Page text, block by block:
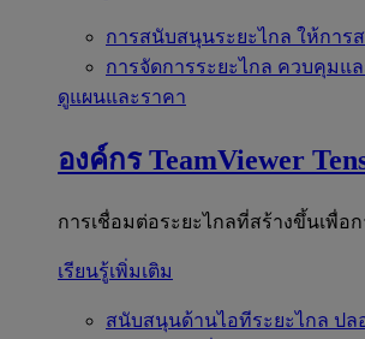
การสนับสนุนระยะไกล ให้การ
การจัดการระยะไกล ควบคุมแ
ดูแผนและราคา
องค์กร TeamViewer
การเชื่อมต่อระยะไกลที่สร้างขึ้นเพื่อ
เรียนรู้เพิ่มเติม
สนับสนุนด้านไอทีระยะไกล ปล